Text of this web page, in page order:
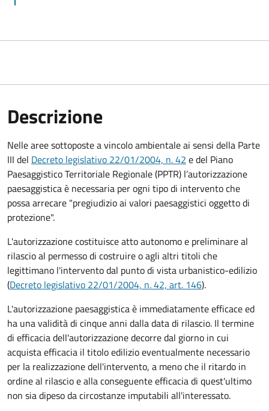
Descrizione
Nelle aree sottoposte a vincolo ambientale ai sensi della Parte
III del Decreto legislativo 22/01/2004, n. 42 e del Piano
Paesaggistico Territoriale Regionale (PPTR) l’autorizzazione
paesaggistica è necessaria per ogni tipo di intervento che
possa arrecare "pregiudizio ai valori paesaggistici oggetto di
protezione".
L'autorizzazione costituisce atto autonomo e preliminare al
rilascio al permesso di costruire o agli altri titoli che
legittimano l'intervento dal punto di vista urbanistico-edilizio
(Decreto legislativo 22/01/2004, n. 42, art. 146).
L'autorizzazione paesaggistica è immediatamente efficace ed
ha una validità di cinque anni dalla data di rilascio. Il termine
di efficacia dell'autorizzazione decorre dal giorno in cui
acquista efficacia il titolo edilizio eventualmente necessario
per la realizzazione dell'intervento, a meno che il ritardo in
ordine al rilascio e alla conseguente efficacia di quest'ultimo
non sia dipeso da circostanze imputabili all'interessato.